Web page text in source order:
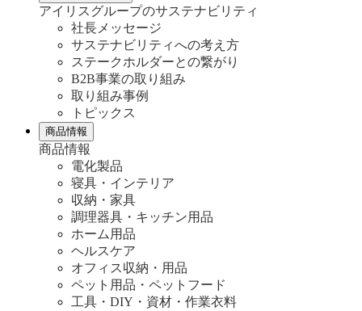
アイリスグループのサステナビリティ
社長メッセージ
サステナビリティへの考え方
ステークホルダーとの繋がり
B2B事業の取り組み
取り組み事例
トピックス
商品情報
商品情報
電化製品
寝具・インテリア
収納・家具
調理器具・キッチン用品
ホーム用品
ヘルスケア
オフィス収納・用品
ペット用品・ペットフード
工具・DIY・資材・作業衣料